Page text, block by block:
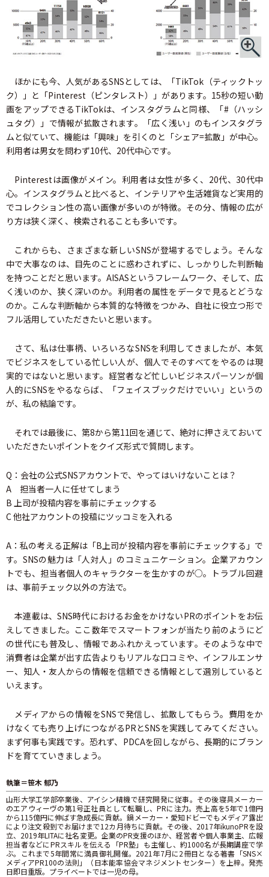
ほかにも今、人気があるSNSとしては、「TikTok（ティックトッ
ク）」と「Pinterest（ピンタレスト）」があります。15秒の短い動
画をアップできるTikTokは、インスタグラムと同様、「#（ハッシ
ュタグ）」で情報が拡散されます。「広く浅い」のもインスタグラ
ムと似ていて、機能は「興味」を引くのと「シェア=拡散」が中心。
利用者は男女を問わず10代、20代中心です。
Pinterestは画像がメイン。利用者は女性が多く、20代、30代中
心。インスタグラムと比べると、インテリアや生活雑貨など実用的
でコレクション性の高い画像が多いのが特徴。その分、情報の広が
り方は狭く深く、検索されることも多いです。
これからも、さまざまな新しいSNSが登場するでしょう。そんな
中で大事なのは、目先のことに惑わされずに、しっかりした判断軸
を持つことだと思います。AISASというフレームワーク、そして、広
く浅いのか、狭く深いのか。利用者の属性をデータで見るとどうな
のか。こんな判断軸から本質的な特徴をつかみ、自社に役立つ形で
フル活用していただきたいと思います。
さて、私は仕事柄、いろいろなSNSを利用してきましたが、本気
でビジネスをしている忙しい人が、個人でそのすべてをやるのは現
実的ではないと思います。経営者など忙しいビジネスパーソンが個
人的にSNSをやるならば、「フェイスブックだけでいい」というの
が、私の結論です。
それでは最後に、第8から第11回を通じて、絶対に押さえておいて
いただきたいポイントをクイズ形式で質問します。
Q：会社の公式SNSアカウントで、やってはいけないことは？
A 担当者一人に任せてしまう
B 上司が投稿内容を事前にチェックする
C 他社アカウントの投稿にツッコミを入れる
A：私の考える正解は「B上司が投稿内容を事前にチェックする」で
す。SNSの魅力は「人対人」のコミュニケーション。企業アカウン
トでも、担当者個人のキャラクターを生かすのが○。トラブル回避
は、事前チェック以外の方法で。
本連載は、SNS時代におけるお金をかけないPRのポイントをお伝
えしてきました。ここ数年でスマートフォンが当たり前のようにど
の世代にも普及し、情報であふれかえっています。そのような中で
消費者は企業が出す広告よりもリアルな口コミや、インフルエンサ
ー、知人・友人からの情報を信頼できる情報として選別していると
いえます。
メディアからの情報をSNSで発信し、拡散してもらう。費用をか
けなくても売り上げにつながるPRとSNSを実践してみてください。
まず何事も実践です。恐れず、PDCAを回しながら、長期的にブラン
ドを育てていきましょう。
執筆＝笹木 郁乃
山形大学工学部卒業後、アイシン精機で研究開発に従事。その後寝具メーカー
のエアウィーヴの第1号正社員として転職し、PRに注力。売上高を5年で1億円
から115億円に伸ばす急成長に貢献。鍋メーカー・愛知ドビーでもメディア露出
により注文殺到でお届けまで12カ月待ちに貢献。その後、2017年ikunoPRを設
立、2019年LITAに社名変更。企業のPR支援のほか、経営者や個人事業主、広報
担当者などにPRスキルを伝える「PR塾」も主催し、約1000名が長期講座で学
ぶ。これまで5年間常に満員御礼開催。2021年7月に2冊目となる著書「SNS×
メディアPR100の法則」（日本能率協会マネジメントセンター）を上梓。発売
日即日重版。プライベートでは一児の母。